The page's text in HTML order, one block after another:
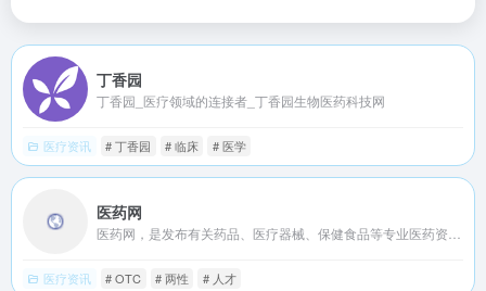
丁香园
丁香园_医疗领域的连接者_丁香园生物医药科技网
医疗资讯 # 丁香园 # 临床 # 医学
医药网
医疗资讯 # OTC # 两性 # 人才